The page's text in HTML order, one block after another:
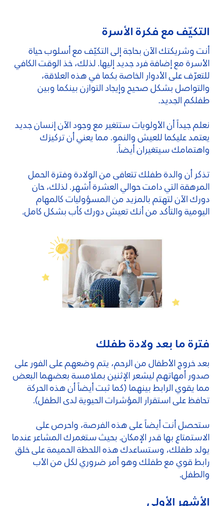
التكيّف مع فكرة الأسرة
أنت وشريكتك الآن بحاجة إلى التكيّف مع أسلوب حياة
الأسرة مع إضافة فرد جديد إليها. لذلك، خذ الوقت الكافي
للتعرّف على الأدوار الخاصة بكما في هذه العلاقة،
والتواصل بشكل صحيح وإيجاد التوازن بينكما وبين
طفلكم الجديد.
نعلم جيداً أن الأولويات ستتغير مع وجود الآن إنسان جديد
يعتمد عليكما للعيش والنمو. مما يعني أن تركيزك
واهتمامك سيتغيران أيضاً.
تذكر أن والدة طفلك تتعافى من الولادة وفترة الحمل
المرهقة التي دامت حوالي العشرة أشهر. لذلك، حان
دورك الآن لتهتم بالمزيد من المسؤوليات كالمهام
اليومية والتأكد من أنك تعيش دورك كأب بشكل كامل.
فترة ما بعد ولادة طفلك
بعد خروج الأطفال من الرحم، يتم وضعهم على الفور على
صدور أمهاتهم ليشعر الإثنين بملامسة بعضهما البعض
مما يقوي الرابط بينهما (كما ثبت أيضاً أن هذه الحركة
تحافظ على استقرار المؤشرات الحيوية لدى الطفل).
ستحصل أنت أيضاً على هذه الفرصة، واحرص على
الاستمتاع بها قدر الإمكان. بحيث ستغمرك المشاعر عندما
يولد طفلك، وستساعدك هذه اللحظة الحميمة على خلق
رابط قوي مع طفلك وهو أمر ضروري لكل من الأب
والطفل.
الأشهر الأولى